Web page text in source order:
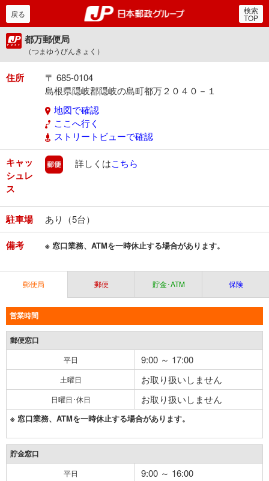
郵便局・日本郵政グルー
戻る 検索
TOP
都万郵便局
（つまゆうびんきょく）
住所
〒 685-0104
島根県隠岐郡隠岐の島町都万２０４０－１
地図で確認
ここへ行く
ストリートビューで確認
キャッ
シュレ
ス
郵便
詳しくはこちら
駐車場 あり（5台）
備考 ※ 窓口業務、ATMを一時休止する場合があります。
郵便局 郵便 貯金･ATM 保険
営業時間
郵便窓口
平日 9:00 ～ 17:00
土曜日 お取り扱いしません
日曜日･休日 お取り扱いしません
※ 窓口業務、ATMを一時休止する場合があります。
貯金窓口
平日 9:00 ～ 16:00